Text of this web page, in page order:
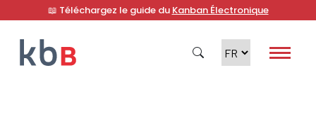
📖 Téléchargez le guide du Kanban Électronique